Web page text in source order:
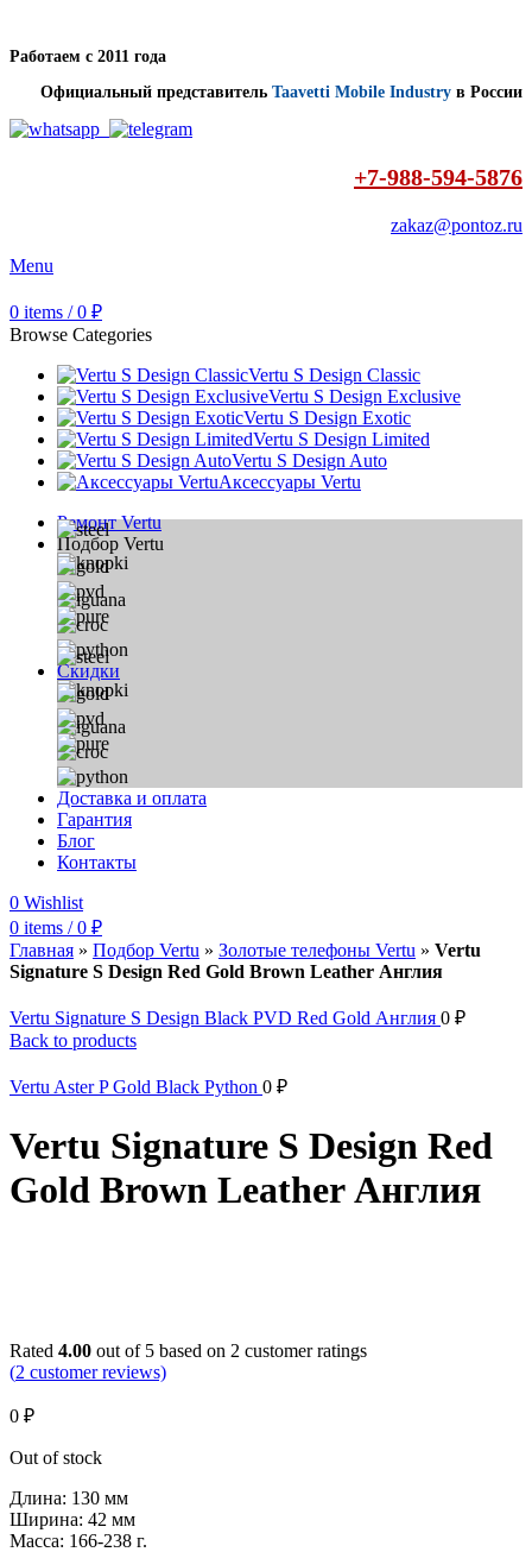
Работаем с 2011 года
Официальный представитель Taavetti Mobile Industry в России
+7-988-594-5876
zakaz@pontoz.ru
Menu
0 items / 0 ₽
Browse Categories
Vertu S Design Classic
Vertu S Design Exclusive
Vertu S Design Exotic
Vertu S Design Limited
Vertu S Design Auto
Аксессуары Vertu
Ремонт Vertu
Подбор Vertu
Скидки
Доставка и оплата
Гарантия
Блог
Контакты
0 Wishlist
0 items / 0 ₽
Главная » Подбор Vertu » Золотые телефоны Vertu » Vertu
Signature S Design Red Gold Brown Leather Англия
Vertu Signature S Design Black PVD Red Gold Англия 0 ₽
Back to products
Vertu Aster P Gold Black Python 0 ₽
Vertu Signature S Design Red
Gold Brown Leather Англия
Rated 4.00 out of 5 based on 2 customer ratings
(2 customer reviews)
0 ₽
Out of stock
Длина: 130 мм
Ширина: 42 мм
Масса: 166-238 г.